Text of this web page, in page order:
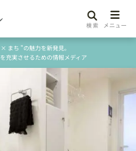
まち "の魅力を新発見。
充実させるための情報メディア